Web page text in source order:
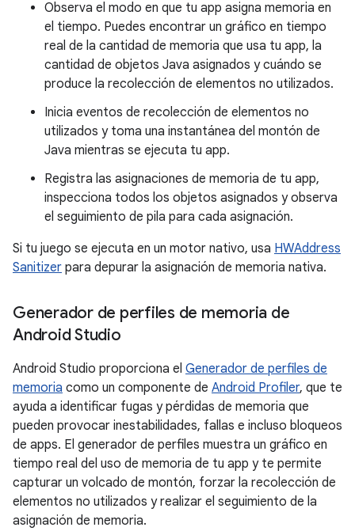
Observa el modo en que tu app asigna memoria en
el tiempo. Puedes encontrar un gráfico en tiempo
real de la cantidad de memoria que usa tu app, la
cantidad de objetos Java asignados y cuándo se
produce la recolección de elementos no utilizados.
Inicia eventos de recolección de elementos no
utilizados y toma una instantánea del montón de
Java mientras se ejecuta tu app.
Registra las asignaciones de memoria de tu app,
inspecciona todos los objetos asignados y observa
el seguimiento de pila para cada asignación.
Si tu juego se ejecuta en un motor nativo, usa HWAddress
Sanitizer para depurar la asignación de memoria nativa.
Generador de perfiles de memoria de
Android Studio
Android Studio proporciona el Generador de perfiles de
memoria como un componente de Android Profiler, que te
ayuda a identificar fugas y pérdidas de memoria que
pueden provocar inestabilidades, fallas e incluso bloqueos
de apps. El generador de perfiles muestra un gráfico en
tiempo real del uso de memoria de tu app y te permite
capturar un volcado de montón, forzar la recolección de
elementos no utilizados y realizar el seguimiento de la
asignación de memoria.